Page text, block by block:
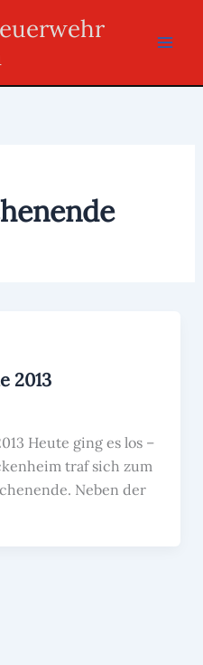
2013
Heute ging es los –
traf sich zum
Neben der